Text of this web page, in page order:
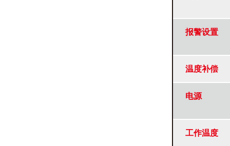
报警设置
温度补偿
电源
工作温度